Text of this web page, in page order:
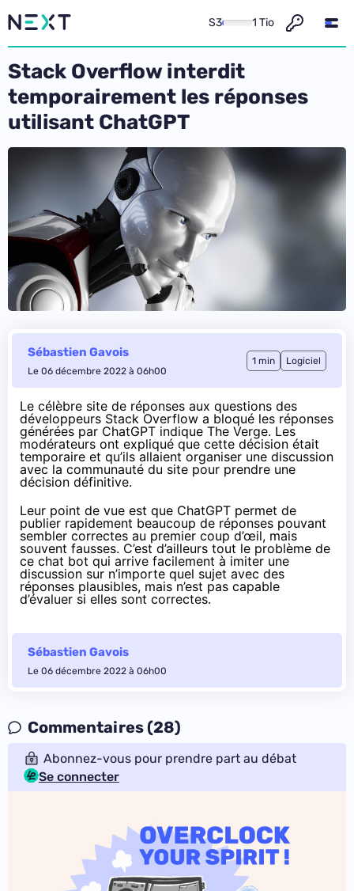
S3 1 Tio
Stack Overflow interdit
temporairement les réponses
utilisant ChatGPT
Sébastien Gavois
Le 06 décembre 2022 à 06h00
1 min Logiciel
Le célèbre site de réponses aux questions des
développeurs Stack Overflow a bloqué les réponses
générées par ChatGPT indique The Verge. Les
modérateurs ont expliqué que cette décision était
temporaire et qu’ils allaient organiser une discussion
avec la communauté du site pour prendre une
décision définitive.
Leur point de vue est que ChatGPT permet de
publier rapidement beaucoup de réponses pouvant
sembler correctes au premier coup d’œil, mais
souvent fausses. C’est d’ailleurs tout le problème de
ce chat bot qui arrive facilement à imiter une
discussion sur n’importe quel sujet avec des
réponses plausibles, mais n’est pas capable
d’évaluer si elles sont correctes.
Sébastien Gavois
Le 06 décembre 2022 à 06h00
Commentaires (28)
Abonnez-vous pour prendre part au débat
Se connecter